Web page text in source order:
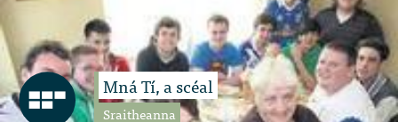
Mná Tí, a scéal
Sraitheanna